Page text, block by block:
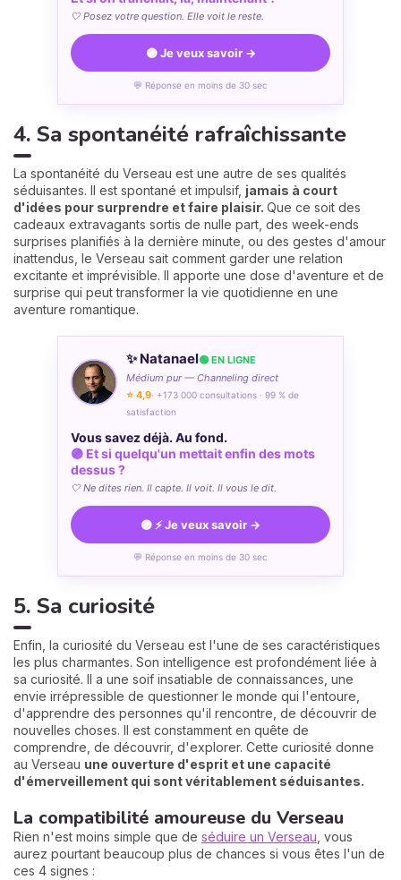
🤍 Posez votre question. Elle voit le reste.
🟣 Je veux savoir →
💬 Réponse en moins de 30 sec
4. Sa spontanéité rafraîchissante
La spontanéité du Verseau est une autre de ses qualités
séduisantes. Il est spontané et impulsif, jamais à court
d'idées pour surprendre et faire plaisir. Que ce soit des
cadeaux extravagants sortis de nulle part, des week-ends
surprises planifiés à la dernière minute, ou des gestes d'amour
inattendus, le Verseau sait comment garder une relation
excitante et imprévisible. Il apporte une dose d'aventure et de
surprise qui peut transformer la vie quotidienne en une
aventure romantique.
✨ Natanael🟢 EN LIGNE
Médium pur — Channeling direct
⭐ 4,9· +173 000 consultations · 99 % de
satisfaction
Vous savez déjà. Au fond.
🟣 Et si quelqu'un mettait enfin des mots
dessus ?
🤍 Ne dites rien. Il capte. Il voit. Il vous le dit.
🟣 ⚡ Je veux savoir →
💬 Réponse en moins de 30 sec
5. Sa curiosité
Enfin, la curiosité du Verseau est l'une de ses caractéristiques
les plus charmantes. Son intelligence est profondément liée à
sa curiosité. Il a une soif insatiable de connaissances, une
envie irrépressible de questionner le monde qui l'entoure,
d'apprendre des personnes qu'il rencontre, de découvrir de
nouvelles choses. Il est constamment en quête de
comprendre, de découvrir, d'explorer. Cette curiosité donne
au Verseau une ouverture d'esprit et une capacité
d'émerveillement qui sont véritablement séduisantes.
La compatibilité amoureuse du Verseau
Rien n'est moins simple que de séduire un Verseau , vous
aurez pourtant beaucoup plus de chances si vous êtes l'un de
ces 4 signes :